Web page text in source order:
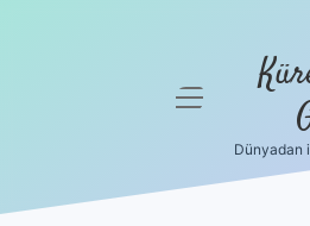
menüyü
Dünyadan